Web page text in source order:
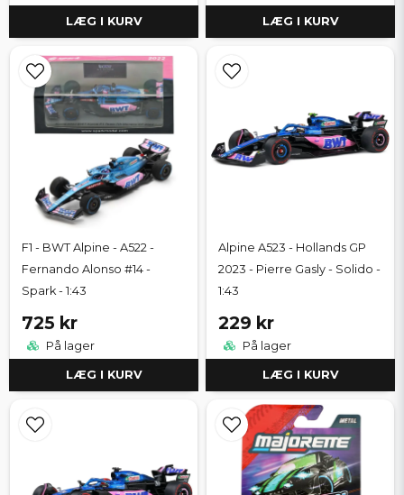
LÆG I KURV LÆG I KURV
F1 - BWT Alpine - A522 -
Fernando Alonso #14 -
Spark - 1:43
725 kr
På lager
LÆG I KURV
Alpine A523 - Hollands GP
2023 - Pierre Gasly - Solido -
1:43
229 kr
På lager
LÆG I KURV